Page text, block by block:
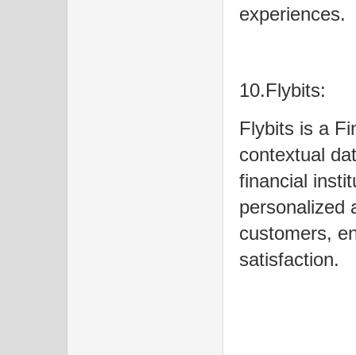
experiences.
10.Flybits:
Flybits is a
contextual
financial
personalized
customers,
satisfaction.